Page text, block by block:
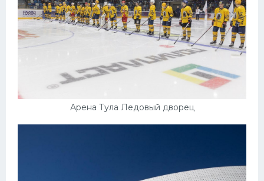
Арена Тула Ледовый дворец